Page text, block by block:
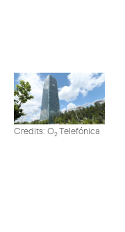
Credits: O2Telefónica